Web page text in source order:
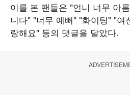
이를 본 팬들은 "언니 너무 아
니다" "너무 예뻐" "화이팅" "여
랑해요" 등의 댓글을 달았다.